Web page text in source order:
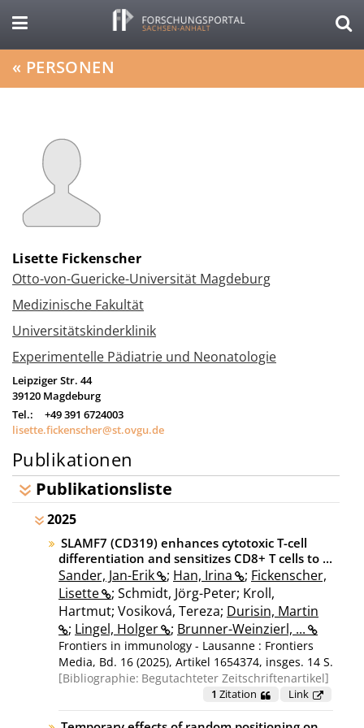
« PERSONEN
Lisette Fickenscher
Otto-von-Guericke-Universität Magdeburg
Medizinische Fakultät
Universitätskinderklinik
Experimentelle Pädiatrie und Neonatologie
Leipziger Str. 44
39120 Magdeburg
Tel.:
+49 391 6724003
lisette.fickenscher@st.ovgu.de
Publikationen
Publikationsliste
2025
SLAMF7 (CD319) enhances cytotoxic T-cell
differentiation and sensitizes CD8+ T cells to ...
Sander, Jan-Erik ; Han, Irina ; Fickenscher,
Lisette
; Schmidt, Jörg-Peter; Kroll,
Hartmut; Vosiková, Tereza; Durisin, Martin
; Lingel, Holger ; Brunner-Weinzierl, ...
Frontiers in immunology - Lausanne : Frontiers
Media, Bd. 16 (2025), Artikel 1654374, insges. 14 S.
Bibliographie: Begutachteter Zeitschriftenartikel
Link
1 Zitation